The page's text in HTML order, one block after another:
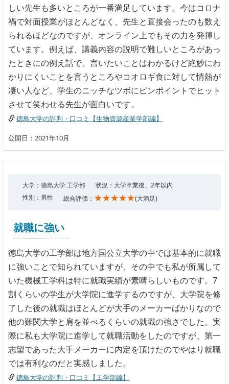
しい先生も多いところが一番満足しています。今はコロナ
禍で対面授業がほとんどなく、先生と直接会ったのも数え
られるほどなのですが、オンライン上でもその力を発揮し
ています。例えば、講義内容の説明で難しいところがあっ
たときにの例え話で、言いたいことはわかるけど絶妙にわ
かりにくいことを言うところやコオロギ食に対して情熱が
凄い人など、学生のニッチなツボにピンポイントでヒット
させて笑わせる先生が面白いです。
徳島大学の評判・口コミ【生物資源産業学部編】
公開日：2021年10月
大学：徳島大学 工学部
状況：大学卒業後、2年以内
性別：男性
総合評価： ★★★★★(大満足)
就職に強い
徳島大学の工学部は地方国公立大学の中では基本的に就職
に強いことで知られていますが、その中でも私が所属して
いた機械工学科は特に就職実績が素晴らしいものです。7
割くらいの学生が大学院に進学するのですが、大学院を修
了した後の就職はほとんどが大手のメーカーばかりなので
他の難関大学と肩を並べるくらいの就職の強さでした。実
際に私も大学院に進学して就職活動をしたのですが、第一
志望であった大手メーカーに内定を頂けたのでやはり就職
では有利なのだと実感しました。
徳島大学の評判・口コミ【工学部編】